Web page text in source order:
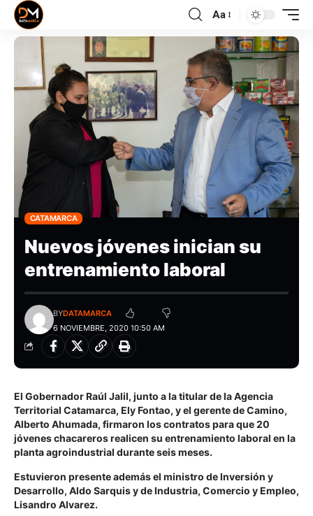
Aa
CATAMARCA
Nuevos jóvenes inician su
entrenamiento laboral
6 NOVIEMBRE, 2020 10:50 AM
BYDATAMARCA
El Gobernador Raúl Jalil, junto a la titular de la Agencia
Territorial Catamarca, Ely Fontao, y el gerente de Camino,
Alberto Ahumada, firmaron loscontratos para que 20
jóvenes chacareros realicen su entrenamiento laboral en la
planta agroindustrial durante seis meses.
Estuvieron presente además el ministro de Inversión y
Desarrollo, Aldo Sarquis y de Industria, Comercio y Empleo,
Lisandro Alvarez.